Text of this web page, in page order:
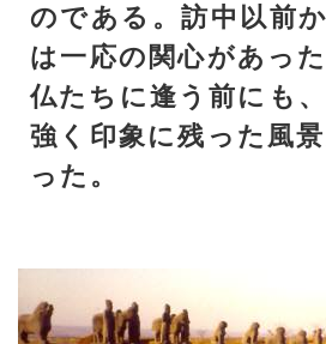
のである。訪中以前
は一応の関心があっ
仏たちに逢う前にも
強く印象に残った風
った。